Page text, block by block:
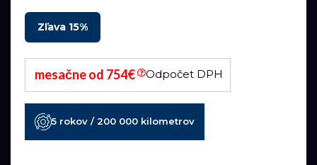
Zľava 15%
mesačne od 754€ Odpočet DPH
5 rokov / 200 000 kilometrov